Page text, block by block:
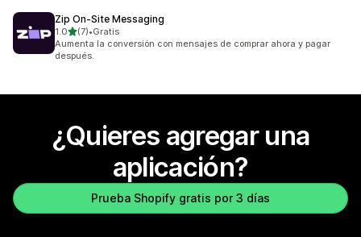
Zip On‑Site Messaging
1.0de 5 estrellas
(7)
7 reseñas en total
•Gratis
Aumenta la conversión con mensajes de comprar ahora y pagar
después.
¿Quieres agregar una
aplicación?
Prueba Shopify gratis por 3 días